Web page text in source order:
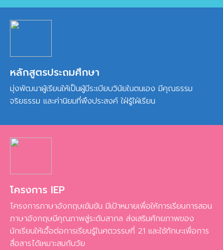
หลักสูตรประถมศึกษา
มุ่งพัฒนาผู้เรียนให้เป็นผู้มีระเบียบวินัยในตนเอง มีคุณธรรม
จริยธรรม และค่านิยมที่พึงประสงค์ ใฝ่รู้ใฝ่เรียน
โครงการ IEP
โครงการภาษาอังกฤษเข้มข้น มีเป้าหมายเพื่อให้การเรียนการสอน
ภาษาอังกฤษมีคุณภาพสู่ระดับสากล ส่งเสริมศักยภาพของ
นักเรียนให้เอื้อต่อการเรียนรู้ในศตวรรษที่ 21 และใช้ทักษะเพื่อการ
สื่อสารได้เหมาะสมกับวัย